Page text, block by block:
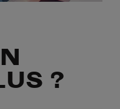
?